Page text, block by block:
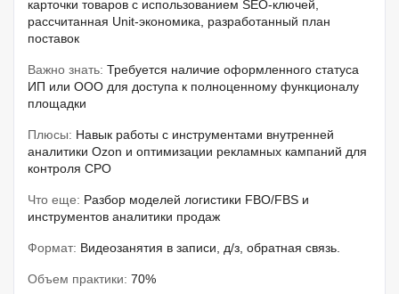
карточки товаров с использованием SEO-ключей,
рассчитанная Unit-экономика, разработанный план
поставок
Важно знать: Требуется наличие оформленного статуса
ИП или ООО для доступа к полноценному функционалу
площадки
Плюсы: Навык работы с инструментами внутренней
аналитики Ozon и оптимизации рекламных кампаний для
контроля CPO
Что еще: Разбор моделей логистики FBO/FBS и
инструментов аналитики продаж
Формат: Видеозанятия в записи, д/з, обратная связь.
Объем практики: 70%